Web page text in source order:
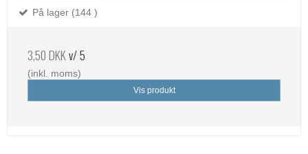
På lager (144 )
3,50 DKKv/ 5
(inkl. moms)
Vis produkt